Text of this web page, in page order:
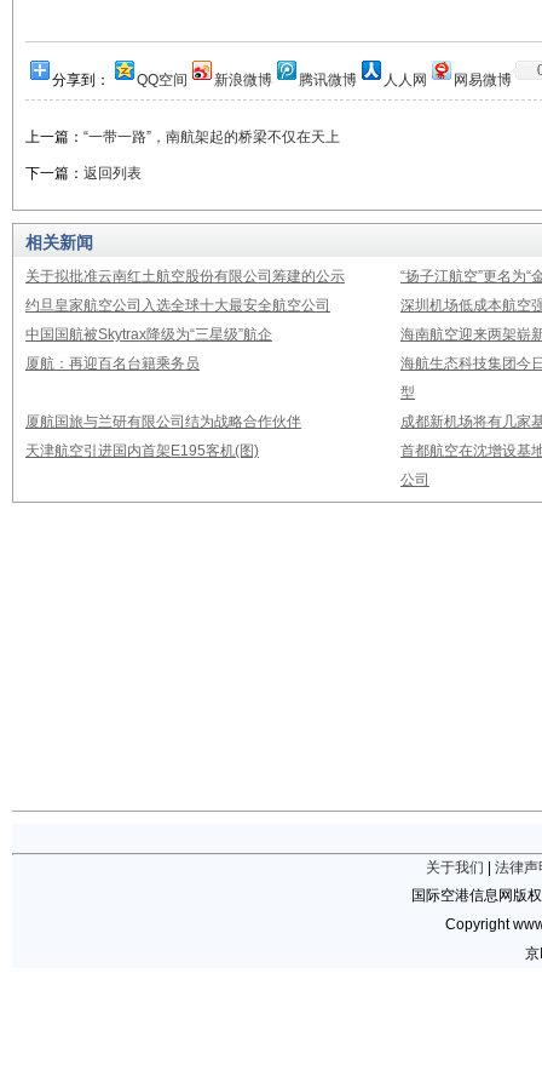
分享到： QQ空间 新浪微博 腾讯微博 人人网 网易微博
上一篇： “一带一路”，南航架起的桥梁不仅在天上
下一篇： 返回列表
相关新闻
关于拟批准云南红土航空股份有限公司筹建的公示
“扬子江航空”更名为“
约旦皇家航空公司入选全球十大最安全航空公司
深圳机场低成本航空
中国国航被Skytrax降级为“三星级”航企
海南航空迎来两架崭
厦航：再迎百名台籍乘务员
海航生态科技集团今
型
厦航国旅与兰研有限公司结为战略合作伙伴
成都新机场将有几家
天津航空引进国内首架E195客机(图)
首都航空在沈增设基
公司
关于我们
法律声
国际空港信息网版
Copyright